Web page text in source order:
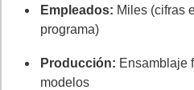
Empleados: Miles (cifras
programa)
Producción: Ensamblaje
modelos